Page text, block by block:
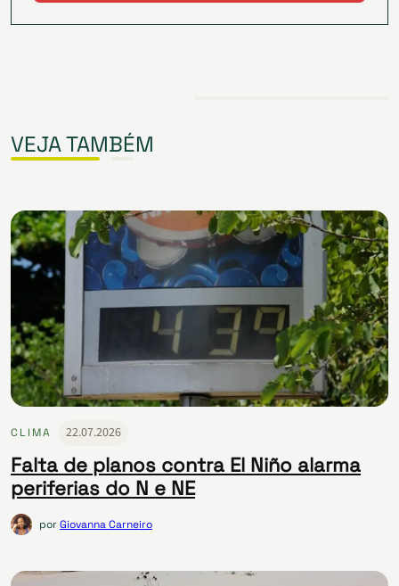
VEJA TAMBÉM
CLIMA 22.07.2026
Falta de planos contra El Niño alarma
periferias do N e NE
porGiovanna Carneiro